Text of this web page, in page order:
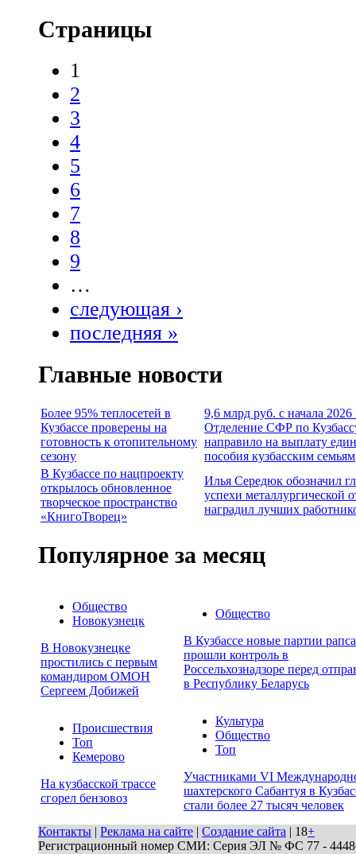
Страницы
1
2
3
4
5
6
7
8
9
…
следующая ›
последняя »
Главные новости
Более 95% теплосетей в
Кузбассе проверены на
готовность к отопительному
сезону
9,6 млрд руб. с начала 2026
Отделение СФР по
направило на выплату
пособия кузбасским семьям
В Кузбассе по нацпроекту
открылось обновленное
творческое пространство
«КнигоТворец»
Илья Середюк обозначил
успехи металлургической
наградил лучших
Популярное за месяц
Общество
Новокузнецк
В Новокузнецке
простились с первым
командиром ОМОН
Сергеем Добижей
Общество
В Кузбассе новые партии рапса
прошли контроль в
Россельхознадзоре перед
в Республику Беларусь
Происшествия
Топ
Кемерово
На кузбасской трассе
сгорел бензовоз
Культура
Общество
Топ
Участниками VI
шахтерского Сабантуя в
стали более 27 тысяч человек
Контакты | Реклама на сайте | Создание сайта | 18+
Регистрационный номер СМИ: Серия ЭЛ № ФС 77 - 44486